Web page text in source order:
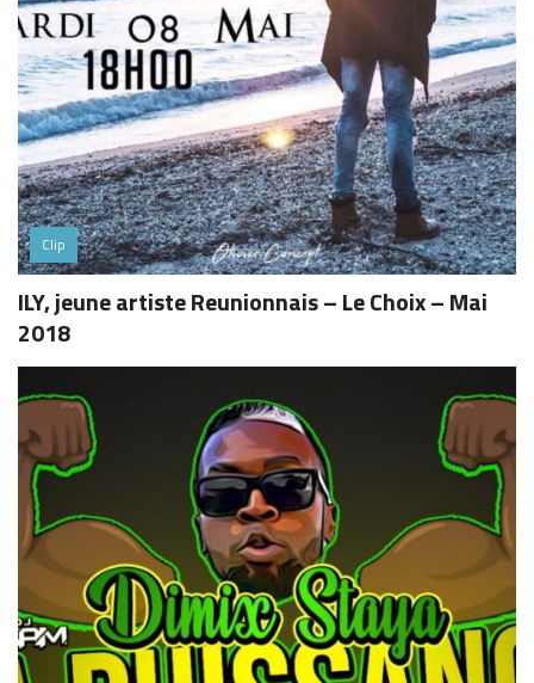
Clip
ILY, jeune artiste Reunionnais – Le Choix – Mai
2018